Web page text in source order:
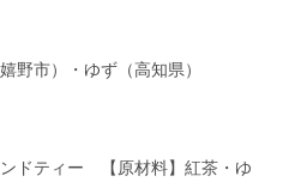
野市）・ゆず（高知県）
ンドティー 【原材料】紅茶・ゆ